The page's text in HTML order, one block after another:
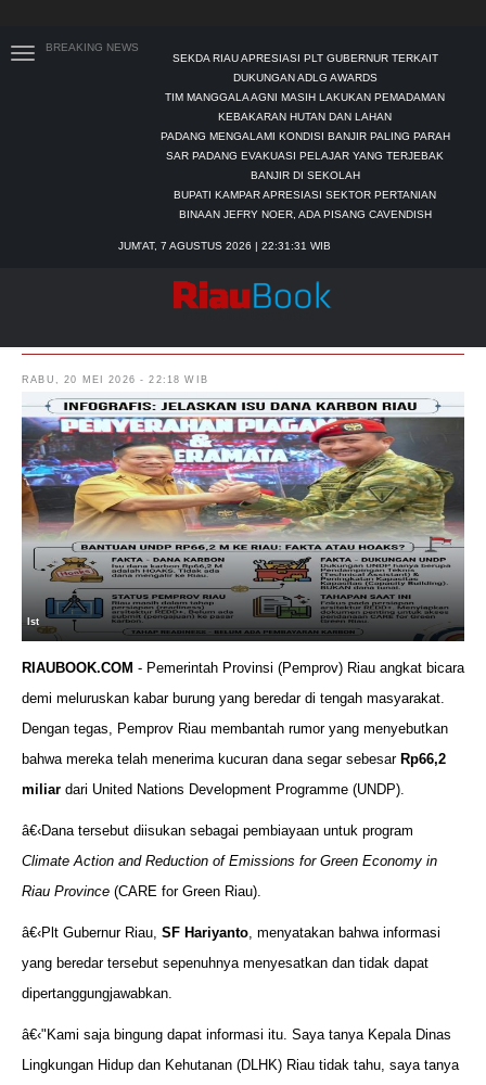
BREAKING NEWS
SEKDA RIAU APRESIASI PLT GUBERNUR TERKAIT
DUKUNGAN ADLG AWARDS
TIM MANGGALA AGNI MASIH LAKUKAN PEMADAMAN
KEBAKARAN HUTAN DAN LAHAN
PADANG MENGALAMI KONDISI BANJIR PALING PARAH
SAR PADANG EVAKUASI PELAJAR YANG TERJEBAK
BANJIR DI SEKOLAH
BUPATI KAMPAR APRESIASI SEKTOR PERTANIAN
BINAAN JEFRY NOER, ADA PISANG CAVENDISH
JUM'AT, 7 AGUSTUS 2026 | 22:31:32 WIB
Isyu Dana Karbon Rp66,2 Miliar Mengalir
RABU, 20 MEI 2026 - 22:18 WIB
Ist
RIAUBOOK.COM - Pemerintah Provinsi (Pemprov) Riau angkat bicara
demi meluruskan kabar burung yang beredar di tengah masyarakat.
Dengan tegas, Pemprov Riau membantah rumor yang menyebutkan
bahwa mereka telah menerima kucuran dana segar sebesar Rp66,2
miliar dari United Nations Development Programme (UNDP).
â€‹Dana tersebut diisukan sebagai pembiayaan untuk program
Climate Action and Reduction of Emissions for Green Economy in
Riau Province (CARE for Green Riau).
â€‹Plt Gubernur Riau, SF Hariyanto , menyatakan bahwa informasi
yang beredar tersebut sepenuhnya menyesatkan dan tidak dapat
dipertanggungjawabkan.
â€‹"Kami saja bingung dapat informasi itu. Saya tanya Kepala Dinas
Lingkungan Hidup dan Kehutanan (DLHK) Riau tidak tahu, saya tanya